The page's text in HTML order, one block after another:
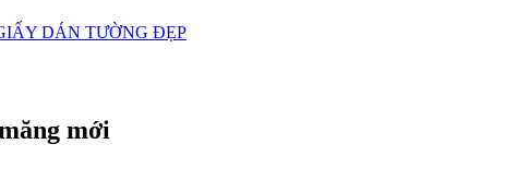
DÁN TƯỜNG ĐẸP
mới